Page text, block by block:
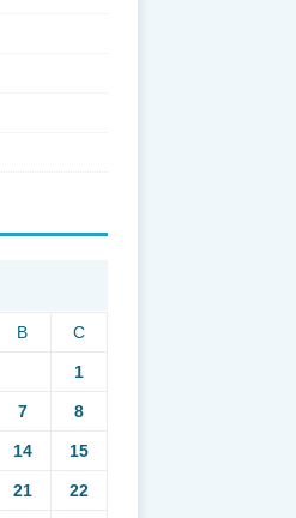
B C
1
7 8
14 15
21 22